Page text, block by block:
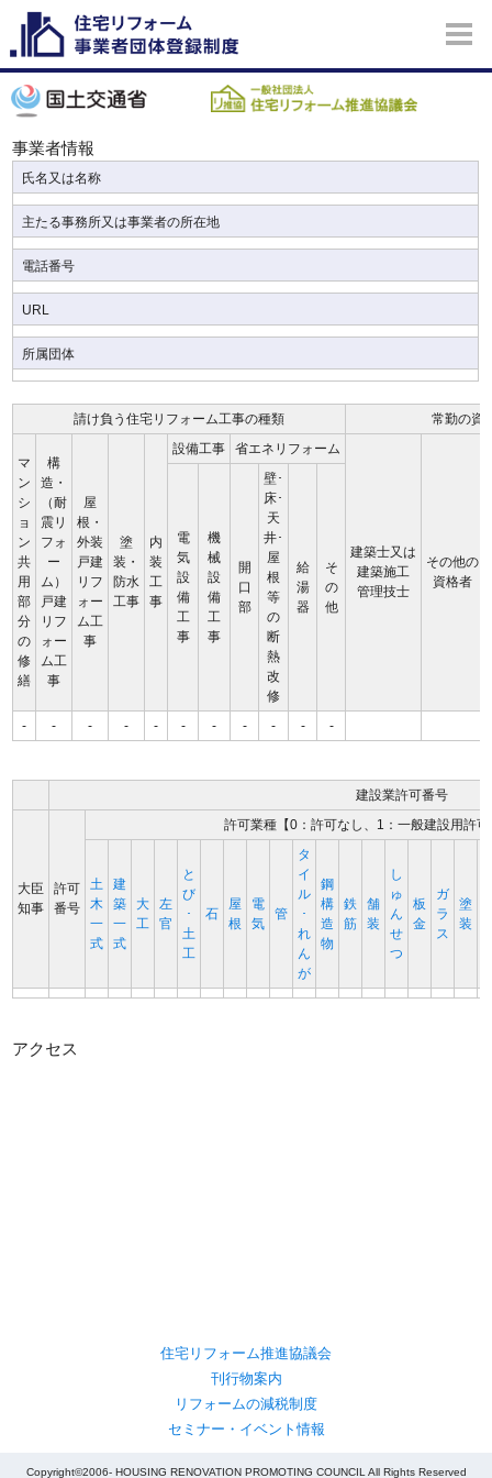
事業者情報
氏名又は名称
主たる事務所又は事業者の所在地
電話番号
URL
所属団体
請け負う住宅リフォーム工事の種類 常勤の資
マ
ン
シ
ョ
ン
共
用
部
分
の
修
繕
構
造・
（耐
震リ
フォ
ー
ム）
戸建
リフ
ォー
ム工
事
屋
根・
外装
戸建
リフ
ォー
ム工
事
塗
装・
防水
工事
内
装
工
事
設備工事 省エネリフォーム
建築士又は
建築施工
管理技士
その他の
資格者
電
気
設
備
工
事
機
械
設
備
工
事
開
口
部
壁･
床･
天
井･
屋
根
等
の
断
熱
改
修
給
湯
器
そ
の
他
- - - - - - - - - - -
建設業許可番号
大臣
知事
許可
番号
許可業種【0：許可なし、1：一般建設用許
土
木
一
式
建
築
一
式
大
工
左
官
と
び
･
土
工
石
屋
根
電
気
管
タ
イ
ル
･
れ
ん
が
鋼
構
造
物
鉄
筋
舗
装
し
ゅ
ん
せ
つ
板
金
ガ
ラ
ス
塗
装
アクセス
住宅リフォーム推進協議会
刊行物案内
リフォームの減税制度
セミナー・イベント情報
Copyright©2006- HOUSING RENOVATION PROMOTING COUNCIL All Rights Reserved